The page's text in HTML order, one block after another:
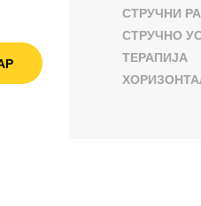
СТРУЧНИ
СТРУЧНО
ТЕРАПИЈА